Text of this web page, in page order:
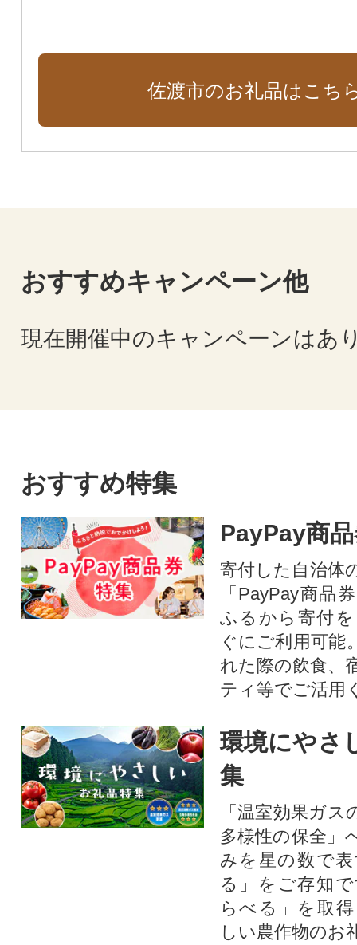
佐渡市のお礼品はこち
おすすめキャンペーン他
現在開催中のキャンペーンはあ
おすすめ特集
PayPay商
寄付した自治体
「PayPay商品
ふるから寄付
ぐにご利用可能
れた際の飲食、
ティ等でご活用
環境にやさ
集
「温室効果ガ
多様性の保全」
みを星の数で
る」をご存知
らべる」を取
しい農作物のお